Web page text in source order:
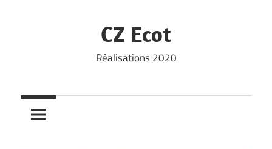
CZ Ecot
Réalisations 2020